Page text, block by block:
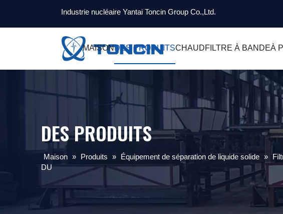
Industrie nucléaire Yantai Toncin Group Co.,Ltd.
MAISONDES PRODUITSCHAUDFILTRE À BANDEÀ
DES PRODUITS
Maison » Produits » Équipement de séparation de liquide solide »
DU